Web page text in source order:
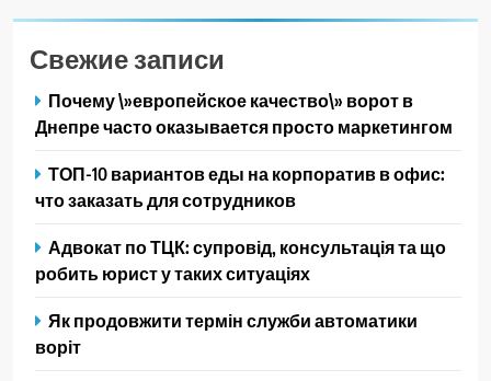
Свежие записи
Почему \»европейское качество\» ворот в
Днепре часто оказывается просто маркетингом
ТОП-10 вариантов еды на корпоратив в офис:
что заказать для сотрудников
Адвокат по ТЦК: супровід, консультація та що
робить юрист у таких ситуаціях
Як продовжити термін служби автоматики
воріт